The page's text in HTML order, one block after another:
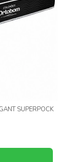
SUPERPOCK